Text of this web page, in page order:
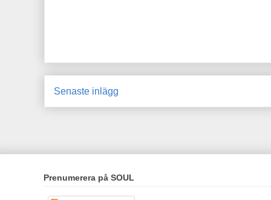
Senaste inlägg
Prenumerera på SOUL